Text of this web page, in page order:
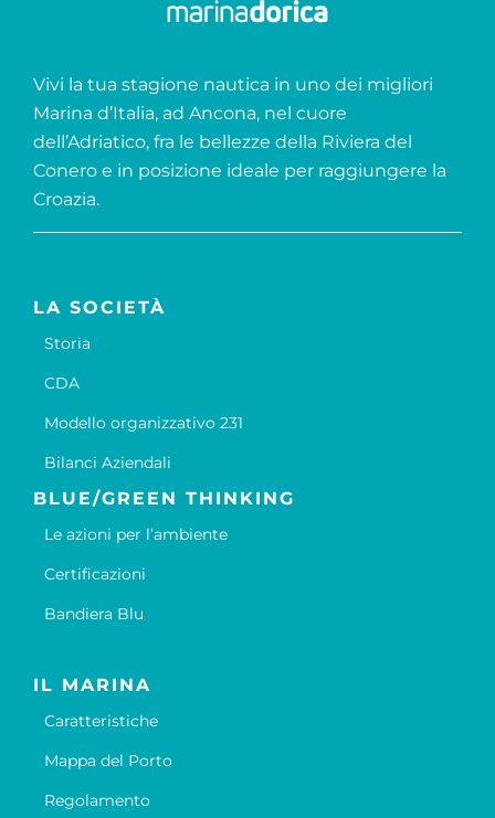
Vivi la tua stagione nautica in uno dei migliori
Marina d’Italia, ad Ancona, nel cuore
dell’Adriatico, fra le bellezze della Riviera del
Conero e in posizione ideale per raggiungere la
Croazia.
LA SOCIETÀ
Storia
CDA
Modello organizzativo 231
Bilanci Aziendali
BLUE/GREEN THINKING
Le azioni per l’ambiente
Certificazioni
Bandiera Blu
IL MARINA
Caratteristiche
Mappa del Porto
Regolamento